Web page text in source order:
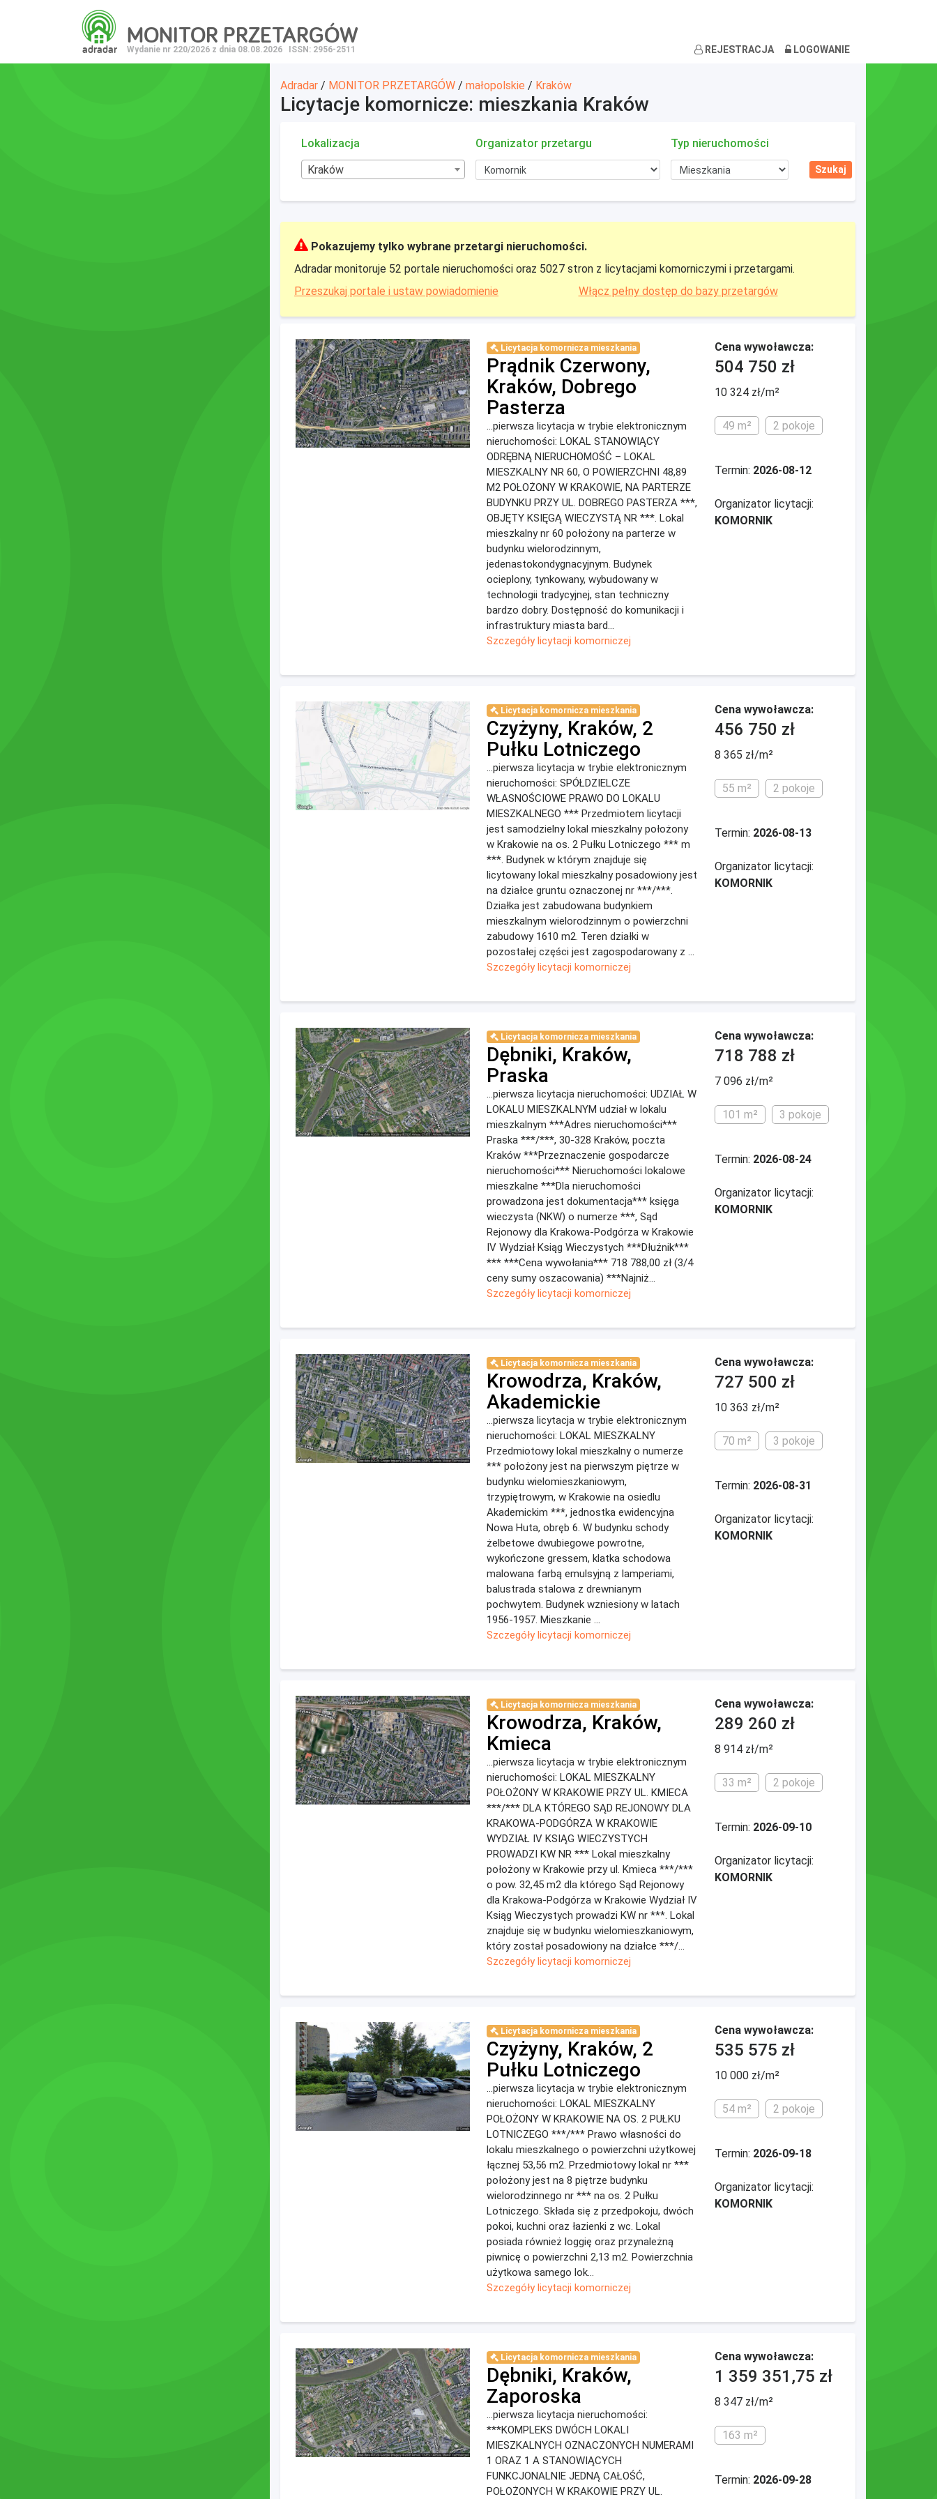
adradar
MONITOR PRZETARGÓW
Wydanie nr 220/2026 z dnia 08.08.2026 ISSN: 2956-2511 REJESTRACJA LOGOWANIE
Adradar / MONITOR PRZETARGÓW / małopolskie / Kraków
Licytacje komornicze: mieszkania Kraków
Lokalizacja
Kraków
Organizator przetargu Typ nieruchomości
Pokazujemy tylko wybrane przetargi nieruchomości.
Adradar monitoruje 52 portale nieruchomości oraz 5027 stron z licytacjami komorniczymi i przetargami.
Przeszukaj portale i ustaw powiadomienie
Włącz pełny dostęp do bazy przetargów
Licytacja komornicza mieszkania
Prądnik Czerwony,
Kraków, Dobrego
Pasterza
...pierwsza licytacja w trybie elektronicznym
nieruchomości: LOKAL STANOWIĄCY
ODRĘBNĄ NIERUCHOMOŚĆ – LOKAL
MIESZKALNY NR 60, O POWIERZCHNI 48,89
M2 POŁOŻONY W KRAKOWIE, NA PARTERZE
BUDYNKU PRZY UL. DOBREGO PASTERZA ***,
OBJĘTY KSIĘGĄ WIECZYSTĄ NR ***. Lokal
mieszkalny nr 60 położony na parterze w
budynku wielorodzinnym,
jedenastokondygnacyjnym. Budynek
ocieplony, tynkowany, wybudowany w
technologii tradycyjnej, stan techniczny
bardzo dobry. Dostępność do komunikacji i
infrastruktury miasta bard...
Szczegóły licytacji komorniczej
Cena wywoławcza:
504 750 zł
10 324 zł/m²
49 m² 2 pokoje
Termin: 2026-08-12
Organizator licytacji:
KOMORNIK
Licytacja komornicza mieszkania
Czyżyny, Kraków, 2
Pułku Lotniczego
...pierwsza licytacja w trybie elektronicznym
nieruchomości: SPÓŁDZIELCZE
WŁASNOŚCIOWE PRAWO DO LOKALU
MIESZKALNEGO *** Przedmiotem licytacji
jest samodzielny lokal mieszkalny położony
w Krakowie na os. 2 Pułku Lotniczego *** m
***. Budynek w którym znajduje się
licytowany lokal mieszkalny posadowiony jest
na działce gruntu oznaczonej nr ***/***.
Działka jest zabudowana budynkiem
mieszkalnym wielorodzinnym o powierzchni
zabudowy 1610 m2. Teren działki w
pozostałej części jest zagospodarowany z ...
Szczegóły licytacji komorniczej
Cena wywoławcza:
456 750 zł
8 365 zł/m²
55 m² 2 pokoje
Termin: 2026-08-13
Organizator licytacji:
KOMORNIK
Licytacja komornicza mieszkania
Dębniki, Kraków,
Praska
...pierwsza licytacja nieruchomości: UDZIAŁ W
LOKALU MIESZKALNYM udział w lokalu
mieszkalnym ***Adres nieruchomości***
Praska ***/***, 30-328 Kraków, poczta
Kraków ***Przeznaczenie gospodarcze
nieruchomości*** Nieruchomości lokalowe
mieszkalne ***Dla nieruchomości
prowadzona jest dokumentacja*** księga
wieczysta (NKW) o numerze ***, Sąd
Rejonowy dla Krakowa-Podgórza w Krakowie
IV Wydział Ksiąg Wieczystych ***Dłużnik***
*** ***Cena wywołania*** 718 788,00 zł (3/4
ceny sumy oszacowania) ***Najniż...
Szczegóły licytacji komorniczej
Cena wywoławcza:
718 788 zł
7 096 zł/m²
101 m² 3 pokoje
Termin: 2026-08-24
Organizator licytacji:
KOMORNIK
Licytacja komornicza mieszkania
Krowodrza, Kraków,
Akademickie
...pierwsza licytacja w trybie elektronicznym
nieruchomości: LOKAL MIESZKALNY
Przedmiotowy lokal mieszkalny o numerze
*** położony jest na pierwszym piętrze w
budynku wielomieszkaniowym,
trzypiętrowym, w Krakowie na osiedlu
Akademickim ***, jednostka ewidencyjna
Nowa Huta, obręb 6. W budynku schody
żelbetowe dwubiegowe powrotne,
wykończone gressem, klatka schodowa
malowana farbą emulsyjną z lamperiami,
balustrada stalowa z drewnianym
pochwytem. Budynek wzniesiony w latach
1956-1957. Mieszkanie ...
Szczegóły licytacji komorniczej
Cena wywoławcza:
727 500 zł
10 363 zł/m²
70 m² 3 pokoje
Termin: 2026-08-31
Organizator licytacji:
KOMORNIK
Licytacja komornicza mieszkania
Krowodrza, Kraków,
Kmieca
...pierwsza licytacja w trybie elektronicznym
nieruchomości: LOKAL MIESZKALNY
POŁOŻONY W KRAKOWIE PRZY UL. KMIECA
***/*** DLA KTÓREGO SĄD REJONOWY DLA
KRAKOWA-PODGÓRZA W KRAKOWIE
WYDZIAŁ IV KSIĄG WIECZYSTYCH
PROWADZI KW NR *** Lokal mieszkalny
położony w Krakowie przy ul. Kmieca ***/***
o pow. 32,45 m2 dla którego Sąd Rejonowy
dla Krakowa-Podgórza w Krakowie Wydział IV
Ksiąg Wieczystych prowadzi KW nr ***. Lokal
znajduje się w budynku wielomieszkaniowym,
który został posadowiony na działce ***/...
Szczegóły licytacji komorniczej
Cena wywoławcza:
289 260 zł
8 914 zł/m²
33 m² 2 pokoje
Termin: 2026-09-10
Organizator licytacji:
KOMORNIK
Licytacja komornicza mieszkania
Czyżyny, Kraków, 2
Pułku Lotniczego
...pierwsza licytacja w trybie elektronicznym
nieruchomości: LOKAL MIESZKALNY
POŁOŻONY W KRAKOWIE NA OS. 2 PUŁKU
LOTNICZEGO ***/*** Prawo własności do
lokalu mieszkalnego o powierzchni użytkowej
łącznej 53,56 m2. Przedmiotowy lokal nr ***
położony jest na 8 piętrze budynku
wielorodzinnego nr *** na os. 2 Pułku
Lotniczego. Składa się z przedpokoju, dwóch
pokoi, kuchni oraz łazienki z wc. Lokal
posiada również loggię oraz przynależną
piwnicę o powierzchni 2,13 m2. Powierzchnia
użytkowa samego lok...
Szczegóły licytacji komorniczej
Cena wywoławcza:
535 575 zł
10 000 zł/m²
54 m² 2 pokoje
Termin: 2026-09-18
Organizator licytacji:
KOMORNIK
Licytacja komornicza mieszkania
Dębniki, Kraków,
Zaporoska
...pierwsza licytacja nieruchomości:
***KOMPLEKS DWÓCH LOKALI
MIESZKALNYCH OZNACZONYCH NUMERAMI
1 ORAZ 1 A STANOWIĄCYCH
FUNKCJONALNIE JEDNĄ CAŁOŚĆ,
POŁOŻONYCH W KRAKOWIE PRZY UL.
Cena wywoławcza:
1 359 351,75 zł
8 347 zł/m²
163 m²
Termin: 2026-09-28